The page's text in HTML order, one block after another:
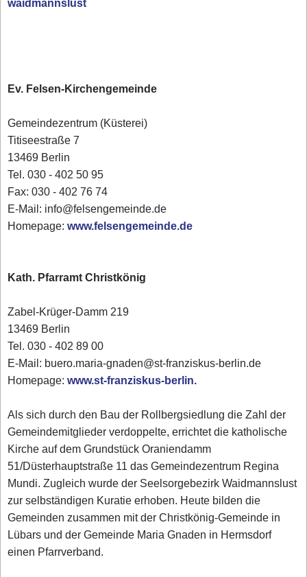
Ev. Felsen-Kirchengemeinde
Gemeindezentrum (Küsterei)
Titiseestraße 7
13469 Berlin
Tel. 030 - 402 50 95
Fax: 030 - 402 76 74
E-Mail: info@felsengemeinde.de
Homepage:www.felsengemeinde.de
Kath. Pfarramt Christkönig
Zabel-Krüger-Damm 219
13469 Berlin
Tel. 030 - 402 89 00‎
E-Mail: buero.maria-gnaden@st-franziskus-berlin.de
Homepage:www.st-franziskus-berlin.
Als sich durch den Bau der Rollbergsiedlung die Zahl der
Gemeindemitglieder verdoppelte, errichtet die katholische
Kirche auf dem Grundstück Oraniendamm
51/Düsterhauptstraße 11 das Gemeindezentrum Regina
Mundi. Zugleich wurde der Seelsorgebezirk Waidmannslust
zur selbständigen Kuratie erhoben. Heute bilden die
Gemeinden zusammen mit der Christkönig-Gemeinde in
Lübars und der Gemeinde Maria Gnaden in Hermsdorf
einen Pfarrverband.